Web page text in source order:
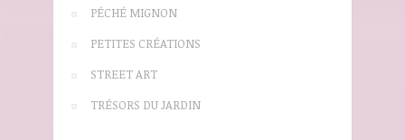
PÉCHÉ MIGNON
PETITES CRÉATIONS
STREET ART
TRÉSORS DU JARDIN